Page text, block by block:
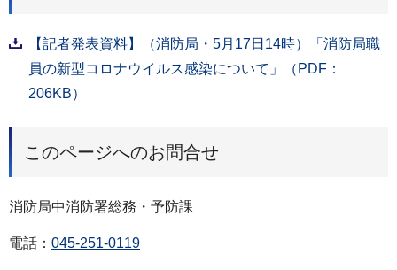
【記者発表資料】（消防局・5月17日14時）「消防局職
員の新型コロナウイルス感染について」（PDF：
206KB）
このページへのお問合せ
消防局中消防署総務・予防課
電話： 045-251-0119